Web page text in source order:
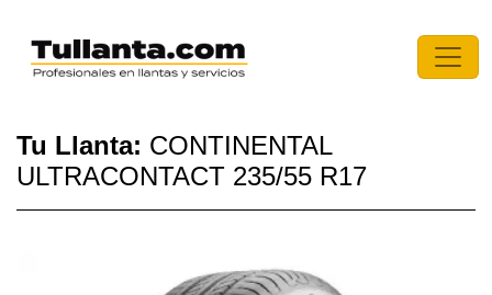
Tu Llanta: CONTINENTAL
ULTRACONTACT 235/55 R17